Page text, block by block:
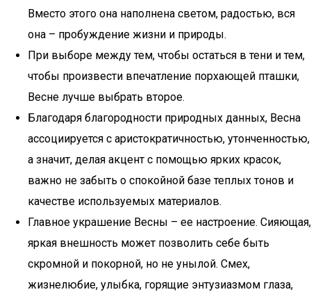
Вместо этого она наполнена светом, радостью, вся
она – пробуждение жизни и природы.
При выборе между тем, чтобы остаться в тени и тем,
чтобы произвести впечатление порхающей пташки,
Весне лучше выбрать второе.
Благодаря благородности природных данных, Весна
ассоциируется с аристократичностью, утонченностью,
а значит, делая акцент с помощью ярких красок,
важно не забыть о спокойной базе теплых тонов и
качестве используемых материалов.
Главное украшение Весны – ее настроение. Сияющая,
яркая внешность может позволить себе быть
скромной и покорной, но не унылой. Смех,
жизнелюбие, улыбка, горящие энтузиазмом глаза,